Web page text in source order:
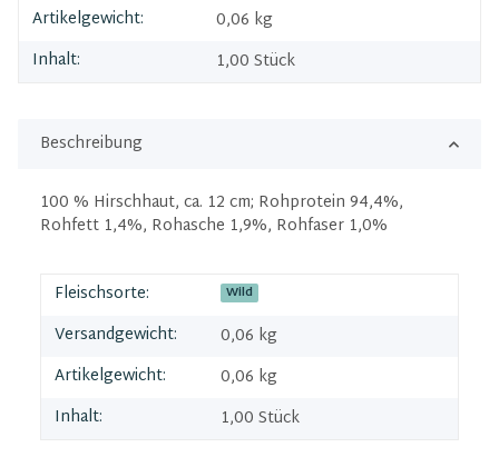
Artikelgewicht:
0,06 kg
Inhalt:
1,00 Stück
Beschreibung
100 % Hirschhaut, ca. 12 cm; Rohprotein 94,4%,
Rohfett 1,4%, Rohasche 1,9%, Rohfaser 1,0%
Fleischsorte: Wild
Versandgewicht:
0,06 kg
Artikelgewicht:
0,06 kg
Inhalt:
1,00 Stück